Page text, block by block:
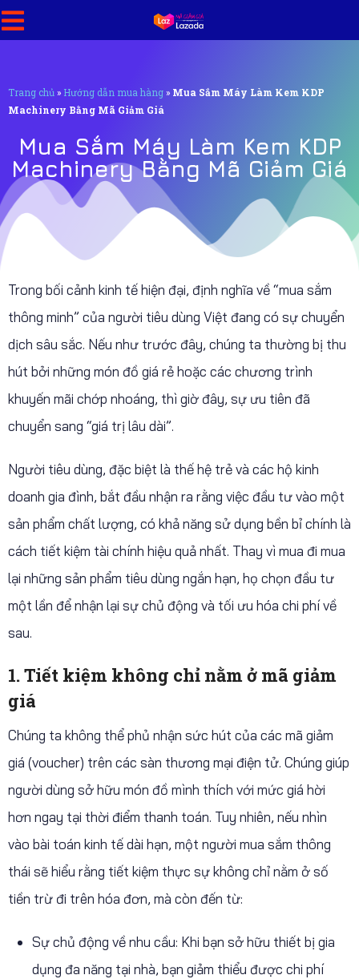
Trang chủ » Hướng dẫn mua hàng » Mua Sắm Máy Làm Kem KDP
Machinery Bằng Mã Giảm Giá
Mua Sắm Máy Làm Kem KDP
Machinery Bằng Mã Giảm Giá
Trong bối cảnh kinh tế hiện đại, định nghĩa về “mua sắm
thông minh” của người tiêu dùng Việt đang có sự chuyển
dịch sâu sắc. Nếu như trước đây, chúng ta thường bị thu
hút bởi những món đồ giá rẻ hoặc các chương trình
khuyến mãi chớp nhoáng, thì giờ đây, sự ưu tiên đã
chuyển sang “giá trị lâu dài”.
Người tiêu dùng, đặc biệt là thế hệ trẻ và các hộ kinh
doanh gia đình, bắt đầu nhận ra rằng việc đầu tư vào một
sản phẩm chất lượng, có khả năng sử dụng bền bỉ chính là
cách tiết kiệm tài chính hiệu quả nhất. Thay vì mua đi mua
lại những sản phẩm tiêu dùng ngắn hạn, họ chọn đầu tư
một lần để nhận lại sự chủ động và tối ưu hóa chi phí về
sau.
1. Tiết kiệm không chỉ nằm ở mã giảm
giá
Chúng ta không thể phủ nhận sức hút của các mã giảm
giá (voucher) trên các sàn thương mại điện tử. Chúng giúp
người dùng sở hữu món đồ mình thích với mức giá hời
hơn ngay tại thời điểm thanh toán. Tuy nhiên, nếu nhìn
vào bài toán kinh tế dài hạn, một người mua sắm thông
thái sẽ hiểu rằng tiết kiệm thực sự không chỉ nằm ở số
tiền trừ đi trên hóa đơn, mà còn đến từ:
Sự chủ động về nhu cầu: Khi bạn sở hữu thiết bị gia
dụng đa năng tại nhà, bạn giảm thiểu được chi phí